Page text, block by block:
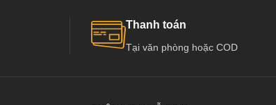
Thanh toán
Tại văn phòng hoặc COD